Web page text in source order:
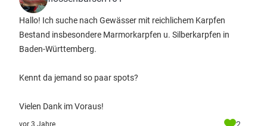
Hallo! Ich suche nach Gewässer mit reichlichem Karpfen
Bestand insbesondere Marmorkarpfen u. Silberkarpfen in
Baden-Württemberg.
Kennt da jemand so paar spots?
Vielen Dank im Voraus!
vor 3 Jahre